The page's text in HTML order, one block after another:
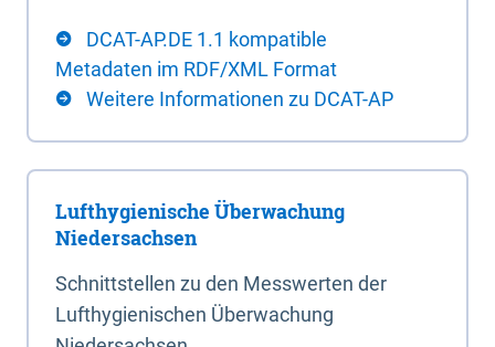
DCAT-AP.DE 1.1 kompatible
Metadaten im RDF/XML Format
Weitere Informationen zu DCAT-AP
Lufthygienische Überwachung
Niedersachsen
Schnittstellen zu den Messwerten der
Lufthygienischen Überwachung